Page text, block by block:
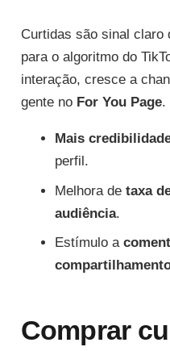
Curtidas são sinal claro
para o algoritmo do
interação, cresce a
gente no For You Page.
Mais
perfil.
Melhora de taxa
audiência.
Estímulo a
Comprar